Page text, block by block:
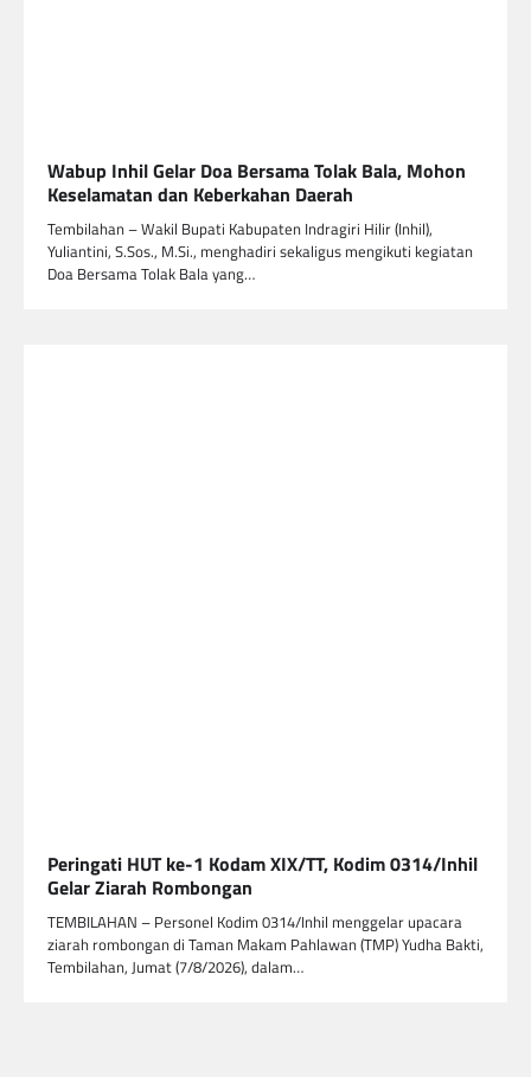
Wabup Inhil Gelar Doa Bersama Tolak Bala, Mohon
Keselamatan dan Keberkahan Daerah
Tembilahan – Wakil Bupati Kabupaten Indragiri Hilir (Inhil),
Yuliantini, S.Sos., M.Si., menghadiri sekaligus mengikuti kegiatan
Doa Bersama Tolak Bala yang…
Peringati HUT ke-1 Kodam XIX/TT, Kodim 0314/Inhil
Gelar Ziarah Rombongan
TEMBILAHAN – Personel Kodim 0314/Inhil menggelar upacara
ziarah rombongan di Taman Makam Pahlawan (TMP) Yudha Bakti,
Tembilahan, Jumat (7/8/2026), dalam…